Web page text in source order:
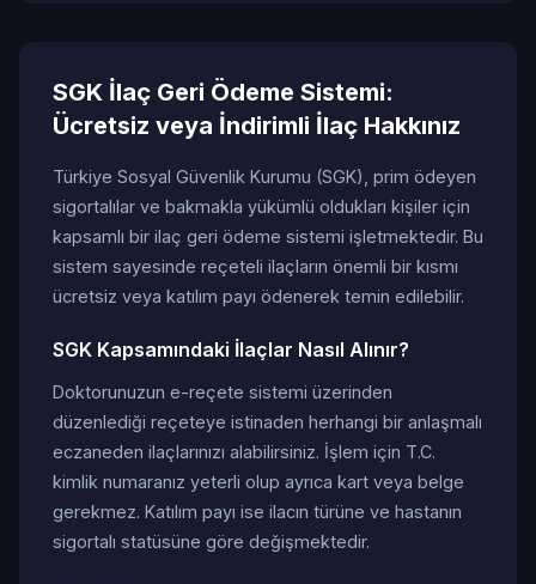
SGK İlaç Geri Ödeme Sistemi:
Ücretsiz veya İndirimli İlaç Hakkınız
Türkiye Sosyal Güvenlik Kurumu (SGK), prim ödeyen
sigortalılar ve bakmakla yükümlü oldukları kişiler için
kapsamlı bir ilaç geri ödeme sistemi işletmektedir. Bu
sistem sayesinde reçeteli ilaçların önemli bir kısmı
ücretsiz veya katılım payı ödenerek temin edilebilir.
SGK Kapsamındaki İlaçlar Nasıl Alınır?
Doktorunuzun e-reçete sistemi üzerinden
düzenlediği reçeteye istinaden herhangi bir anlaşmalı
eczaneden ilaçlarınızı alabilirsiniz. İşlem için T.C.
kimlik numaranız yeterli olup ayrıca kart veya belge
gerekmez. Katılım payı ise ilacın türüne ve hastanın
sigortalı statüsüne göre değişmektedir.